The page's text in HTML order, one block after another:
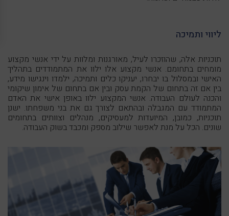
ליווי ותמיכה
תוכניות אלה, שהוזכרו לעיל, מאורגנות ומלוות על ידי אנשי מקצוע
מומחים בתחומם. אנשי מקצוע אלו ילוו את המתמודדים בתהליך
האישי ובמסלול בו יבחרו, יעניקו כלים ותמיכה, ילמדו וינגישו מידע,
בין אם זה בתחום של הקמת עסק ובין אם בתחום של אימון שיקומי
והכנה לעולם העבודה. אנשי המקצוע ילוו באופן אישי את האדם
המתמודד עם המגבלה ובהתאם לצורך גם את בני משפחתו. ישנן
תוכניות, כמובן, המיועדות למעסיקים, מנהלים וצוותים בתחומים
שונים. הכל על מנת לאפשר שילוב מספק ומכבד בשוק העבודה.